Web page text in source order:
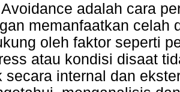
Avoidance adalah cara
memanfaatkan celah
oleh faktor seperti
atau kondisi disaat
secara internal dan